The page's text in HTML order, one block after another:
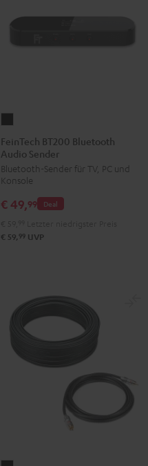
BT200
Bluetooth
Audio
Sender
Schwarz
FeinTech BT200 Bluetooth
Audio Sender
Bluetooth-Sender für TV, PC und
Konsole
Deal
€ 49,99
€ 59, 99 UVP